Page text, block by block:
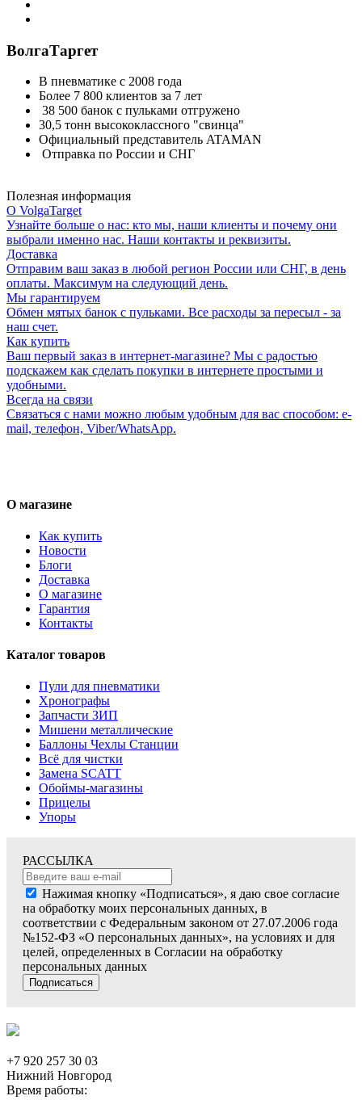
ВолгаТаргет
В пневматике с 2008 года
Более 7 800 клиентов за 7 лет
38 500 банок с пульками отгружено
30,5 тонн высококлассного "свинца"
Официальный представитель ATAMAN
Отправка по России и СНГ
Полезная информация
О VolgaTarget
Узнайте больше о нас: кто мы, наши клиенты и почему они
выбрали именно нас. Наши контакты и реквизиты.
Доставка
Отправим ваш заказ в любой регион России или СНГ, в день
оплаты. Максимум на следующий день.
Мы гарантируем
Обмен мятых банок с пульками. Все расходы за пересыл - за
наш счет.
Как купить
Ваш первый заказ в интернет-магазине? Мы с радостью
подскажем как сделать покупки в интернете простыми и
удобными.
Всегда на связи
Связаться с нами можно любым удобным для вас способом: e-
mail, телефон, Viber/WhatsApp.
О магазине
Как купить
Новости
Блоги
Доставка
О магазине
Гарантия
Контакты
Каталог товаров
Пули для пневматики
Хронографы
Запчасти ЗИП
Мишени металлические
Баллоны Чехлы Станции
Всё для чистки
Замена SCATT
Обоймы-магазины
Прицелы
Упоры
РАССЫЛКА
Нажимая кнопку «Подписаться», я даю свое согласие
на обработку моих персональных данных, в
соответствии с Федеральным законом от 27.07.2006 года
№152-ФЗ «О персональных данных», на условиях и для
целей, определенных в Согласии на обработку
персональных данных
Подписаться
+7 920 257 30 03
Нижний Новгород
Время работы: